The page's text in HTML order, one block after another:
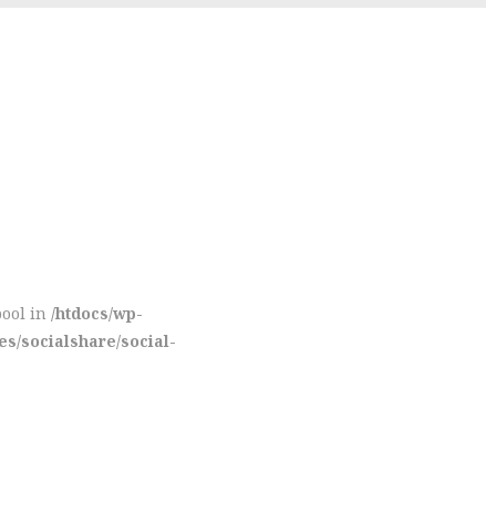
in /htdocs/wp-
socialshare/social-